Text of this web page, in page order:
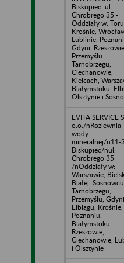
Biskupiec, ul.
Chrobrego 35 -
Oddziały w:
Krośnie,
Lublinie,
Gdyni, Rzeszowie,
Przemyślu.
Tarnobrzegu,
Ciechanowie,
Kielcach,
Białymstoku,
Olsztynie i
EVITA SERVICE
o.o./nRozlewnia
wody
mineralnej/n11-
Biskupiec/nul.
Chrobrego 35
/nOddziały w:
Warszawie,
Białej, Sosnowcu,
Tarnobrzegu,
Przemyślu, Gdyni,
Elblągu, Krośnie,
Poznaniu,
Białymstoku,
Rzeszowie,
Ciechanowie,
i Olsztynie